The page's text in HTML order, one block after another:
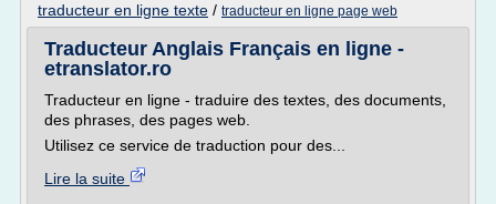
traducteur en ligne texte / traducteur en ligne page web
Traducteur Anglais Français en ligne -
etranslator.ro
Traducteur en ligne - traduire des textes, des documents,
des phrases, des pages web.
Utilisez ce service de traduction pour des...
Lire la suite